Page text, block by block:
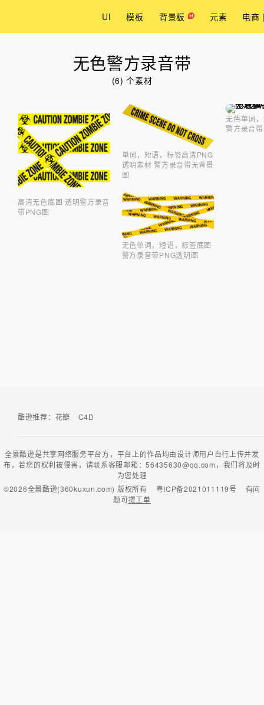
UI 模板 背景板 元素 电商
无色警方录音带
(6) 个素材
高清无色底图 透明警方录音
带PNG图
单词，短语，标签高清PNG
透明素材 警方录音带无背景
图
无色单词，短语，标签底图
警方录音带PNG透明图
无色单词
警方录音
酷逊推荐： 花瓣 C4D
全景酷逊是共享网络服务平台方，平台上的作品均由设计师用户自行上传并发
布，若您的权利被侵害，请联系客服邮箱：56435630@qq.com，我们将及时
为您处理
©2026全景酷逊(360kuxun.com) 版权所有 粤ICP备2021011119号
有问
题可提工单